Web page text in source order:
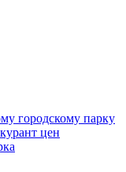
городскому парку
цен